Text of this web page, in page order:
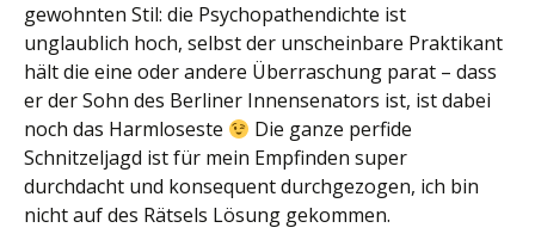
gewohnten Stil: die Psychopathendichte ist
unglaublich hoch, selbst der unscheinbare Praktikant
hält die eine oder andere Überraschung parat – dass
er der Sohn des Berliner Innensenators ist, ist dabei
noch das Harmloseste
Die ganze perfide
Schnitzeljagd ist für mein Empfinden super
durchdacht und konsequent durchgezogen, ich bin
nicht auf des Rätsels Lösung gekommen.